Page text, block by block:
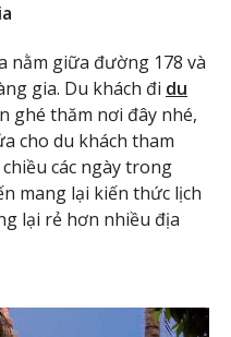
nằm giữa đường 178 và
gia. Du khách đi du
ghé thăm nơi đây nhé,
cho du khách tham
các ngày trong
mang lại kiến thức lịch
lại rẻ hơn nhiều địa